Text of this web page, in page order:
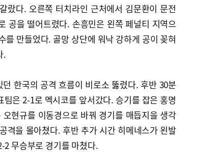
랐다. 오른쪽 터치라인 근처에서 김문환이 문전
공을 떨어트렸다. 손흥민은 왼쪽 페널티 지역으
를 만들었다. 골망 상단에 워낙 강하게 공이 꽂혀
.
한국의 공격 흐름이 비로소 뚫렸다. 후반 30분
은 2-1로 멕시코를 앞서갔다. 승기를 잡은 홍명
현규를 이동경으로 바꿔 경기를 매듭지을 생각
격을 몰아쳤다. 후반 추가 시간 히메네스가 왼발
2 무승부로 경기를 마쳤다.